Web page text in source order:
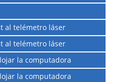
al telémetro láser
al telémetro láser
la computadora
la computadora